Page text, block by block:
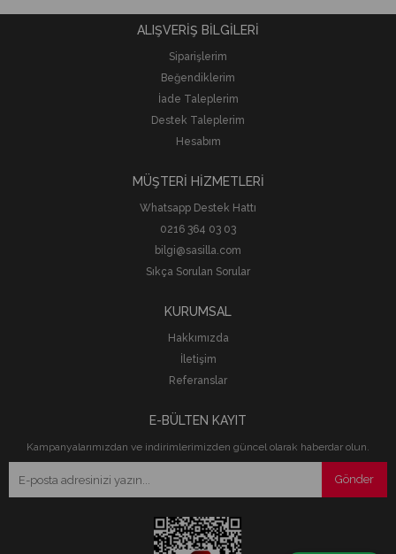
ALIŞVERİŞ BİLGİLERİ
Siparişlerim
Beğendiklerim
İade Taleplerim
Destek Taleplerim
Hesabım
MÜŞTERİ HİZMETLERİ
Whatsapp Destek Hattı
0216 364 03 03
bilgi@sasilla.com
Sıkça Sorulan Sorular
KURUMSAL
Hakkımızda
İletişim
Referanslar
E-BÜLTEN KAYIT
Kampanyalarımızdan ve indirimlerimizden güncel olarak haberdar olun.
Gönder